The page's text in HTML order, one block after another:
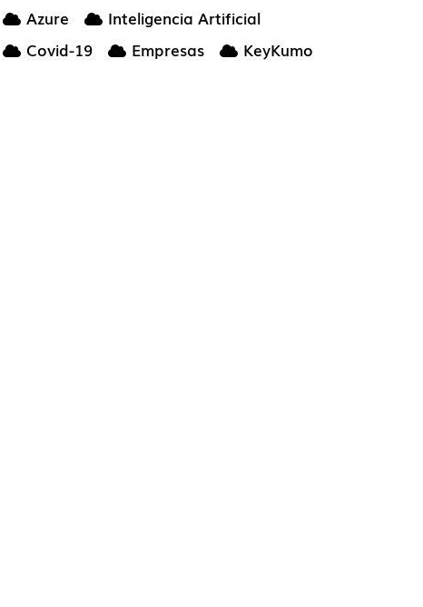
Azure
Inteligencia Artificial
Covid-19
Empresas KeyKumo